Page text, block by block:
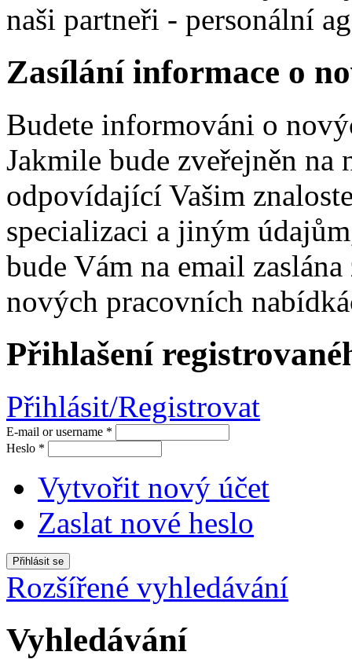
naši partneři - personální
Zasílání informace o
Budete informováni o
Jakmile bude zveřejněn na
odpovídající Vašim
specializaci a jiným
bude Vám na email
nových pracovních
Přihlašení
Přihlásit/Registrovat
E-mail or username *
Heslo *
Vytvořit nový účet
Zaslat nové heslo
Rozšířené vyhledávání
Vyhledávání